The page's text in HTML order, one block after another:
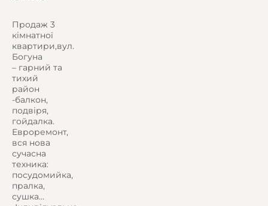
Продаж 3
кімнатної
квартири,вул.
Богуна
– гарний та
тихий
район
-балкон,
подвіря,
гойдалка.
Евроремонт,
вся нова
сучасна
техника:
посудомийка,
пралка,
сушка…